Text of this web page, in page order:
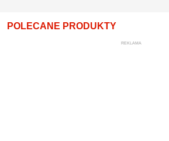
POLECANE PRODUKTY
REKLAMA